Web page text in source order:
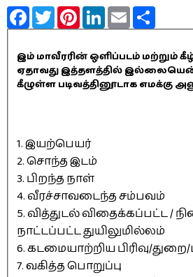
FacebookTwitterPinterestLinkedInEmail
இம் மாவீரரின் ஒளிப்படம் மற்றும்
ஏதாவது இத்தளத்தில்
கீழுள்ள படிவத்தினூடாக எமக்கு
1. இயற்பெயர்
2. சொந்த இடம்
3. பிறந்த நாள்
4. வீரச்சாவடைந்த சம்பவம்
5. வித்துடல் விதைக்கப்பட்ட /
நாட்டப்பட்ட துயிலுமில்லம்
6. கடமையாற்றிய பிரிவு/
7. வகித்த பொறுப்பு